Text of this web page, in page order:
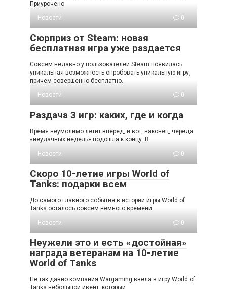
Приурочено
Новости
0
Сюрприз от Steam: новая
бесплатная игра уже раздается
Совсем недавно у пользователей Steam появилась
уникальная возможность опробовать уникальную игру,
причем совершенно бесплатно.
Новости
0
Раздача 3 игр: каких, где и когда
Время неумолимо летит вперед, и вот, наконец, череда
«неудачных недель» подошла к концу. В
Новости
0
Скоро 10-летие игры World of
Tanks: подарки всем
До самого главного события в истории игры World of
Tanks осталось совсем немного времени.
Новости
0
Неужели это и есть «достойная»
награда ветеранам на 10-летие
World of Tanks
Не так давно компания Wargaming ввела в игру World of